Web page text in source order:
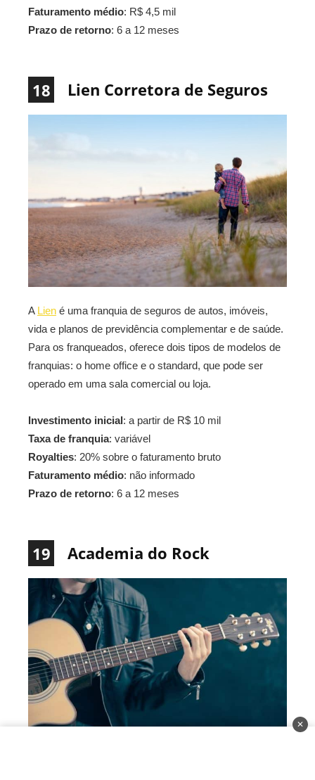
Faturamento médio: R$ 4,5 mil
Prazo de retorno: 6 a 12 meses
18 Lien Corretora de Seguros
A Lien é uma franquia de seguros de autos, imóveis,
vida e planos de previdência complementar e de saúde.
Para os franqueados, oferece dois tipos de modelos de
franquias: o home office e o standard, que pode ser
operado em uma sala comercial ou loja.
Investimento inicial: a partir de R$ 10 mil
Taxa de franquia: variável
Royalties: 20% sobre o faturamento bruto
Faturamento médio: não informado
Prazo de retorno: 6 a 12 meses
19 Academia do Rock
✕